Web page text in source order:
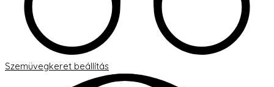
Szemüvegkeret beállítás